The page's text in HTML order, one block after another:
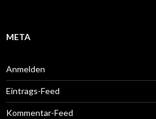
META
Anmelden
Eintrags-Feed
Kommentar-Feed